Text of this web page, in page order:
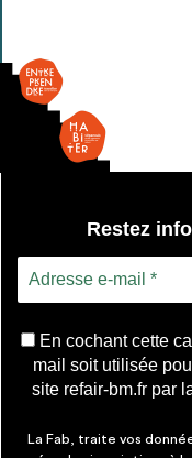
Restez
En cochant cette
mail soit utilisée
site refair-bm.fr par
La Fab, traite vos